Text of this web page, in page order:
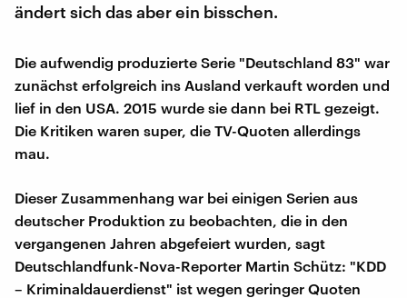
ändert sich das aber ein bisschen.
Die aufwendig produzierte Serie "Deutschland 83" war
zunächst erfolgreich ins Ausland verkauft worden und
lief in den USA. 2015 wurde sie dann bei RTL gezeigt.
Die Kritiken waren super, die TV-Quoten allerdings
mau.
Dieser Zusammenhang war bei einigen Serien aus
deutscher Produktion zu beobachten, die in den
vergangenen Jahren abgefeiert wurden, sagt
Deutschlandfunk-Nova-Reporter Martin Schütz: "KDD
– Kriminaldauerdienst" ist wegen geringer Quoten